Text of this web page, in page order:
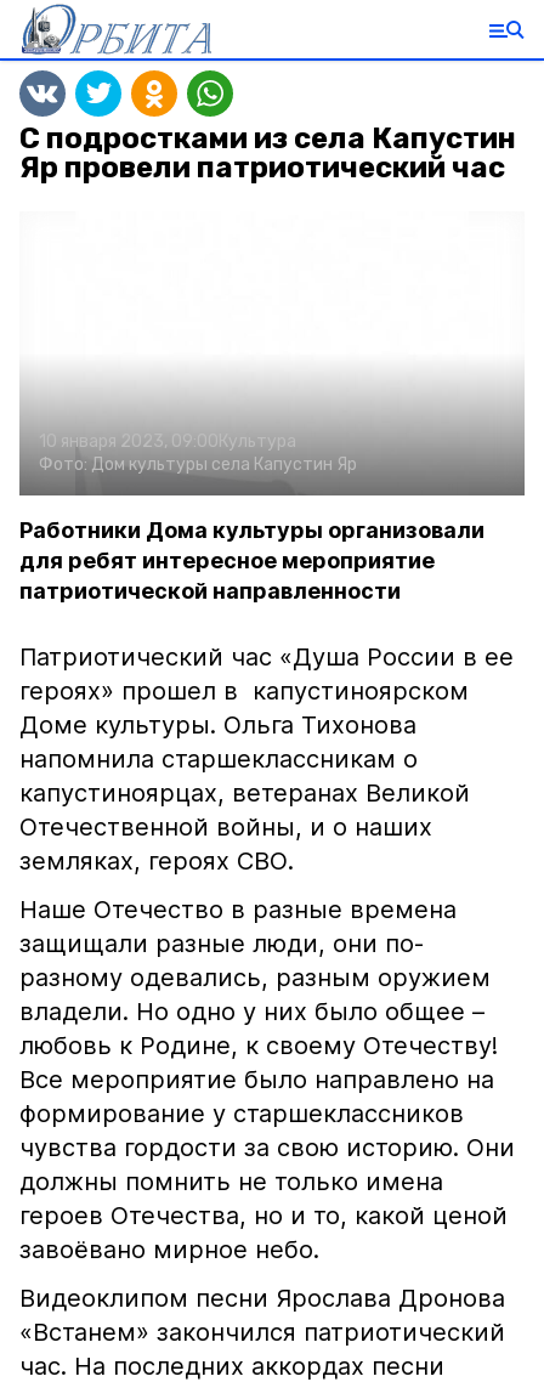
С подростками из села Капустин
Яр провели патриотический час
10 января 2023, 09:00Культура
Фото: Дом культуры села Капустин Яр
Работники Дома культуры организовали
для ребят интересное мероприятие
патриотической направленности
Патриотический час «Душа России в ее
героях» прошел в капустиноярском
Доме культуры. Ольга Тихонова
напомнила старшеклассникам о
капустиноярцах, ветеранах Великой
Отечественной войны, и о наших
земляках, героях СВО.
Наше Отечество в разные времена
защищали разные люди, они по-
разному одевались, разным оружием
владели. Но одно у них было общее –
любовь к Родине, к своему Отечеству!
Все мероприятие было направлено на
формирование у старшеклассников
чувства гордости за свою историю. Они
должны помнить не только имена
героев Отечества, но и то, какой ценой
завоёвано мирное небо.
Видеоклипом песни Ярослава Дронова
«Встанем» закончился патриотический
час. На последних аккордах песни